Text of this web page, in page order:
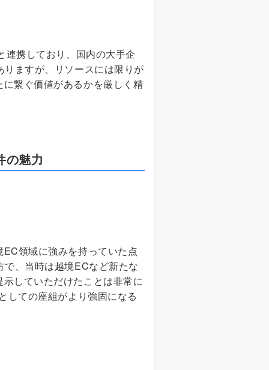
携しており、国内の大手企
ますが、リソースには限りが
繋ぐ価値があるかを厳しく精
の魅力
領域に強みを持っていた点
、当時は越境ECなど新たな
していただけたことは非常に
しての座組がより強固になる